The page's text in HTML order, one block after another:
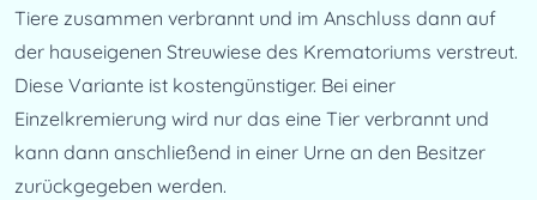
Tiere zusammen verbrannt und im Anschluss dann auf
der hauseigenen Streuwiese des Krematoriums verstreut.
Diese Variante ist kostengünstiger. Bei einer
Einzelkremierung wird nur das eine Tier verbrannt und
kann dann anschließend in einer Urne an den Besitzer
zurückgegeben werden.